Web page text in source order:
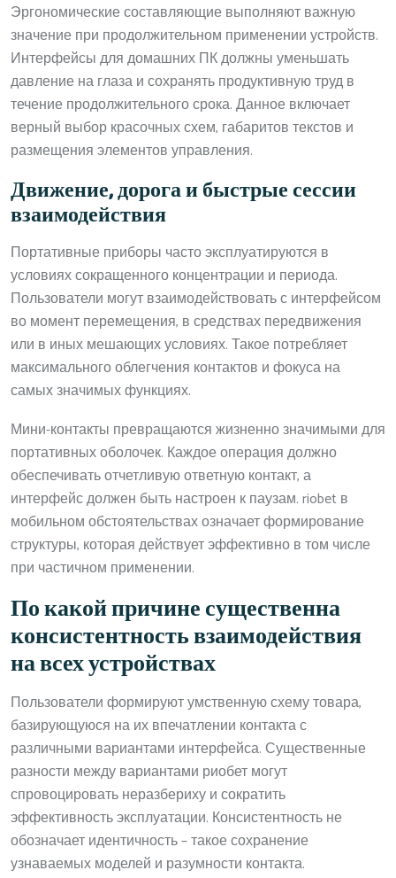
Эргономические составляющие выполняют важную
значение при продолжительном применении устройств.
Интерфейсы для домашних ПК должны уменьшать
давление на глаза и сохранять продуктивную труд в
течение продолжительного срока. Данное включает
верный выбор красочных схем, габаритов текстов и
размещения элементов управления.
Движение, дорога и быстрые сессии
взаимодействия
Портативные приборы часто эксплуатируются в
условиях сокращенного концентрации и периода.
Пользователи могут взаимодействовать с интерфейсом
во момент перемещения, в средствах передвижения
или в иных мешающих условиях. Такое потребляет
максимального облегчения контактов и фокуса на
самых значимых функциях.
Мини-контакты превращаются жизненно значимыми для
портативных оболочек. Каждое операция должно
обеспечивать отчетливую ответную контакт, а
интерфейс должен быть настроен к паузам. riobet в
мобильном обстоятельствах означает формирование
структуры, которая действует эффективно в том числе
при частичном применении.
По какой причине существенна
консистентность взаимодействия
на всех устройствах
Пользователи формируют умственную схему товара,
базирующуюся на их впечатлении контакта с
различными вариантами интерфейса. Существенные
разности между вариантами риобет могут
спровоцировать неразбериху и сократить
эффективность эксплуатации. Консистентность не
обозначает идентичность – такое сохранение
узнаваемых моделей и разумности контакта.